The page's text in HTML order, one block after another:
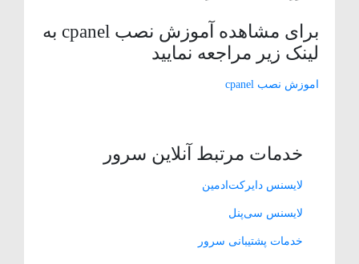
برای مشاهده آموزش نصب cpanel به
لینک زیر مراجعه نمایید
اموزش نصب cpanel
خدمات مرتبط آنلاین سرور
لایسنس دایرکت‌ادمین
لایسنس سی‌پنل
خدمات پشتیبانی سرور